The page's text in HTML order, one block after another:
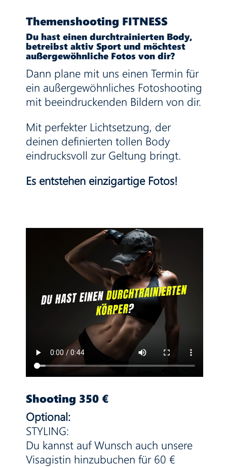
Themenshooting FITNESS
Du hast einen durchtrainierten Body,
betreibst aktiv Sport und möchtest
außergewöhnliche Fotos von dir?
Dann plane mit uns einen Termin für
ein außergewöhnliches Fotoshooting
mit beeindruckenden Bildern von dir.
Mit perfekter Lichtsetzung, der
deinen definierten tollen Body
eindrucksvoll zur Geltung bringt.
Es entstehen einzigartige Fotos!
Shooting 350 €
Optional:
STYLING:
Du kannst auf Wunsch auch unsere
Visagistin hinzubuchen für 60 €